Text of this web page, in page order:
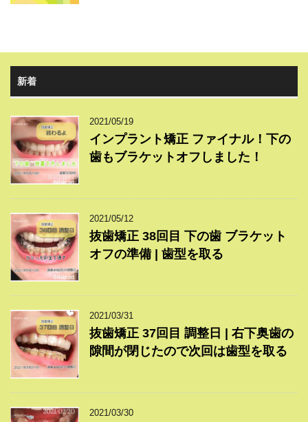
新着
2021/05/19
インプラント矯正 ファイナル！下の
歯もブラケットオフしました！
2021/05/12
抜歯矯正 38回目 下の歯 ブラケット
オフの準備 | 歯型を取る
2021/03/31
抜歯矯正 37回目 調整日 | 右下奥歯の
隙間が閉じたので次回は歯型を取る
2021/03/30